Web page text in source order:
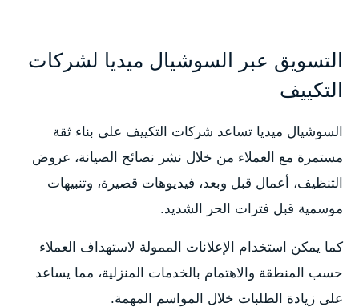
التسويق عبر السوشيال ميديا لشركات
التكييف
السوشيال ميديا تساعد شركات التكييف على بناء ثقة
مستمرة مع العملاء من خلال نشر نصائح الصيانة، عروض
التنظيف، أعمال قبل وبعد، فيديوهات قصيرة، وتنبيهات
موسمية قبل فترات الحر الشديد.
كما يمكن استخدام الإعلانات الممولة لاستهداف العملاء
حسب المنطقة والاهتمام بالخدمات المنزلية، مما يساعد
على زيادة الطلبات خلال المواسم المهمة.